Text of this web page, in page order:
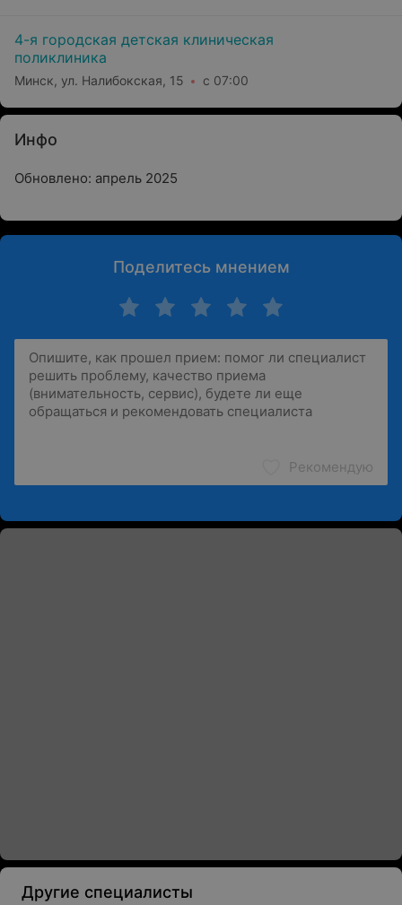
4-я городская детская клиническая
поликлиника
Минск, ул. Налибокская, 15 с 07:00
Инфо
Обновлено: апрель 2025
Поделитесь мнением
Рекомендую
Другие специалисты